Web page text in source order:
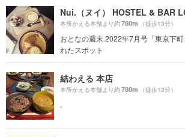
Nui.（ヌイ） HOSTEL & BAR
本所かえる本舗より約780m （徒歩13分）
おとなの週末 2022年7月号「東京下
れたスポット
結わえる 本店
本所かえる本舗より約780m （徒歩13分）
.